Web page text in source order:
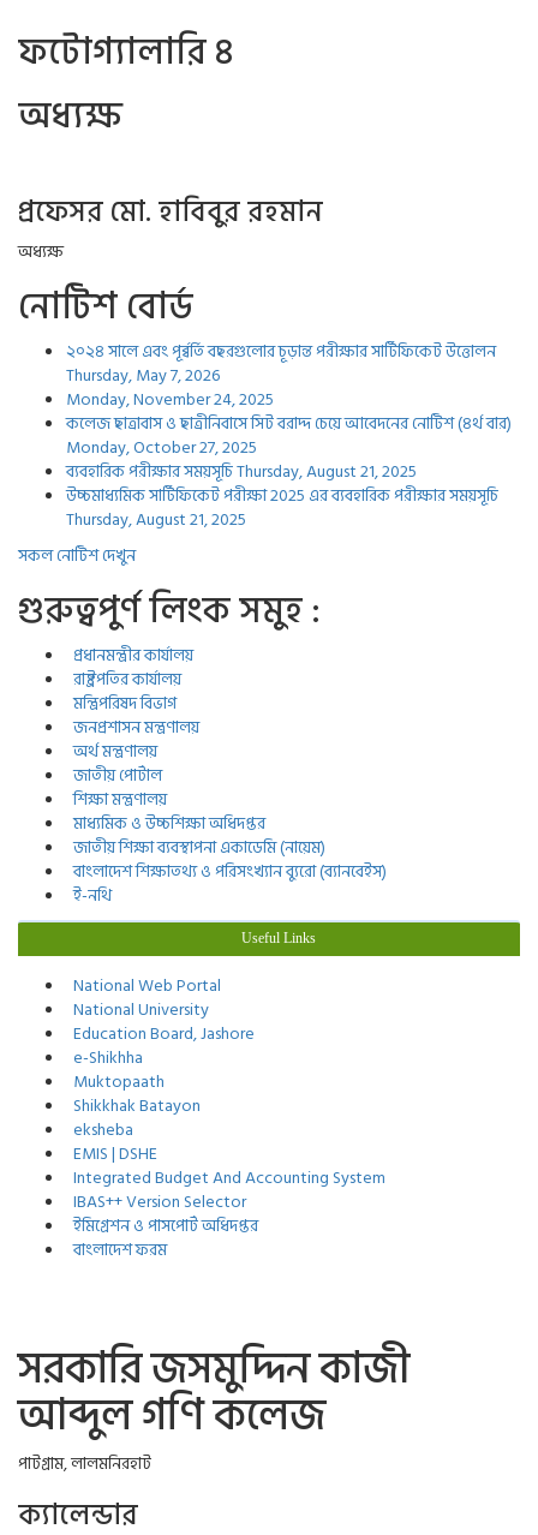
ফটোগ‍্যালারি ৪
অধ্যক্ষ
প্রফেসর মো. হাবিবুর রহমান
অধ্যক্ষ
নোটিশ বোর্ড
২০২৪ সালে এবং পূর্ব্বর্তি বছরগুলোর চূড়ান্ত পরীক্ষার সার্টিফিকেট উত্তোলন
Thursday, May 7, 2026
Monday, November 24, 2025
কলেজ ছাত্রাবাস ও ছাত্রীনিবাসে সিট বরাদ্দ চেয়ে আবেদনের নোটিশ (৪র্থ বার)
Monday, October 27, 2025
ব্যবহারিক পরীক্ষার সময়সূচিThursday, August 21, 2025
উচ্চমাধ্যমিক সার্টিফিকেট পরীক্ষা 2025 এর ব্যবহারিক পরীক্ষার সময়সূচি
Thursday, August 21, 2025
সকল নোটিশ দেখুন
গুরুত্বপুর্ণ লিংক সমুহ :
প্রধানমন্ত্রীর কার্যালয়
রাষ্ট্রপতির কার্যালয়
মন্ত্রিপরিষদ বিভাগ
জনপ্রশাসন মন্ত্রণালয়
অর্থ মন্ত্রণালয়
জাতীয় পোর্টাল
শিক্ষা মন্ত্রণালয়
মাধ্যমিক ও উচ্চশিক্ষা অধিদপ্তর
জাতীয় শিক্ষা ব্যবস্থাপনা একাডেমি (নায়েম)
বাংলাদেশ শিক্ষাতথ্য ও পরিসংখ্যান ব্যুরো (ব্যানবেইস)
ই-নথি
Useful Links
National Web Portal
National University
Education Board, Jashore
e-Shikhha
Muktopaath
Shikkhak Batayon
eksheba
EMIS | DSHE
Integrated Budget And Accounting System
IBAS++ Version Selector
ইমিগ্রেশন ও পাসপোর্ট অধিদপ্তর
বাংলাদেশ ফরম
সরকারি জসমুদ্দিন কাজী
আব্দুল গণি কলেজ
পাটগ্রাম, লালমনিরহাট
ক্যালেন্ডার